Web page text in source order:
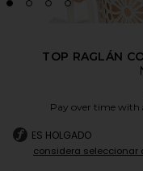
TOP RAGLÁN
Pay over time with
ES HOLGADO
considera seleccionar